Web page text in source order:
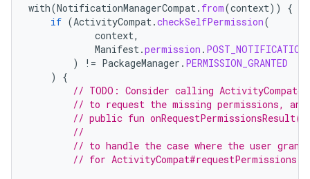
with(NotificationManagerCompat. from(context))
{
if (ActivityCompat.checkSelfPermission(
context,
Manifest.permission .
)
!= PackageManager . PERMISSION_GRANTED
)
{
// TODO: Consider calling
// to request the missing permissions,
// public fun
//
// to handle the case where the user
// for ActivityCompat#requestPermissions